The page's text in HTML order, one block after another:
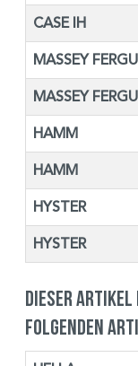
CASE IH
MASSEY
MASSEY
HAMM
HAMM
HYSTER
HYSTER
Dieser
folgenden